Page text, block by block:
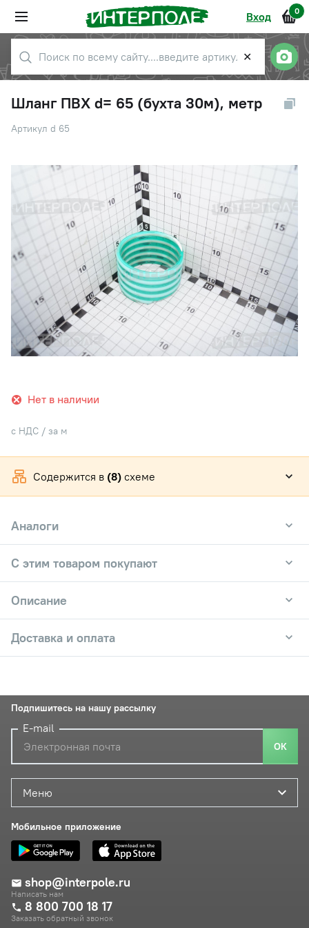
Вход 0
✕
Шланг ПВХ d= 65 (бухта 30м), метр
Артикул d 65
Нет в наличии
с НДС / за м
Содержится в (8) схеме
Аналоги
С этим товаром покупают
Описание
Доставка и оплата
Меню
Мобильное приложение
shop@interpole.ru
Написать нам
8 800 700 18 17
Заказать обратный звонок
Подпишитесь на нашу рассылку
E-mail
ОК